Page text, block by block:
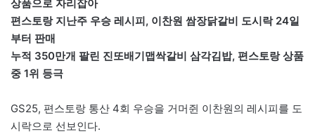
상품으로 자리잡아
편스토랑 지난주 우승 레시피, 이찬원 쌈장닭갈비 도시락 24일
부터 판매
누적 350만개 팔린 진또배기맵싹갈비 삼각김밥, 편스토랑 상품
중 1위 등극
GS25, 편스토랑 통산 4회 우승을 거머쥔 이찬원의 레시피를 도
시락으로 선보인다.